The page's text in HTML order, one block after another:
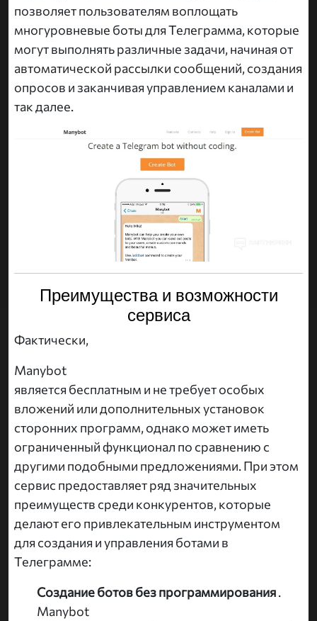
позволяет пользователям воплощать
многуровневые боты для Телеграмма, которые
могут выполнять различные задачи, начиная от
автоматической рассылки сообщений, создания
опросов и заканчивая управлением каналами и
так далее.
Преимущества и возможности
сервиса
Фактически,
Manybot
является бесплатным и не требует особых
вложений или дополнительных установок
сторонних программ, однако может иметь
ограниченный функционал по сравнению с
другими подобными предложениями. При этом
сервис предоставляет ряд значительных
преимуществ среди конкурентов, которые
делают его привлекательным инструментом
для создания и управления ботами в
Телеграмме:
Создание ботов без программирования.
Manybot